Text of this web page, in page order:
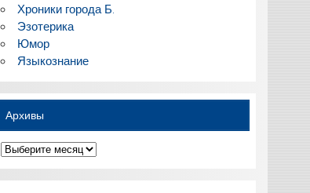
Хроники города Б.
Эзотерика
Юмор
Языкознание
Архивы
Архивы